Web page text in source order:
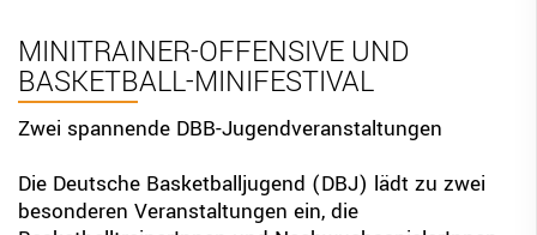
MINITRAINER-OFFENSIVE UND
BASKETBALL-MINIFESTIVAL
Zwei spannende DBB-Jugendveranstaltungen
Die Deutsche Basketballjugend (DBJ) lädt zu zwei
besonderen Veranstaltungen ein, die
BBV Links
DIGITAL SCORE SHEET
STRUKTURREFORM